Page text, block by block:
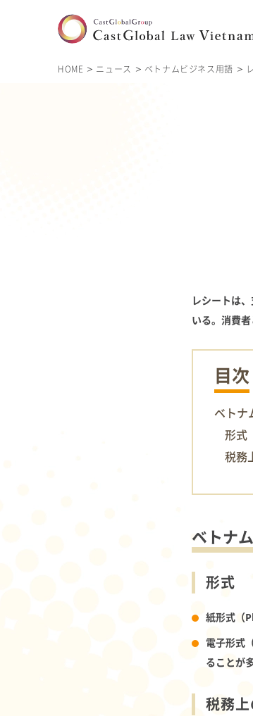
HOME ニュース ベトナムビジネス用語
レシートは
いる。消費
目次
ベトナ
形式
税務
ベトナ
形式
紙形式（
電子形式
ることが
税務